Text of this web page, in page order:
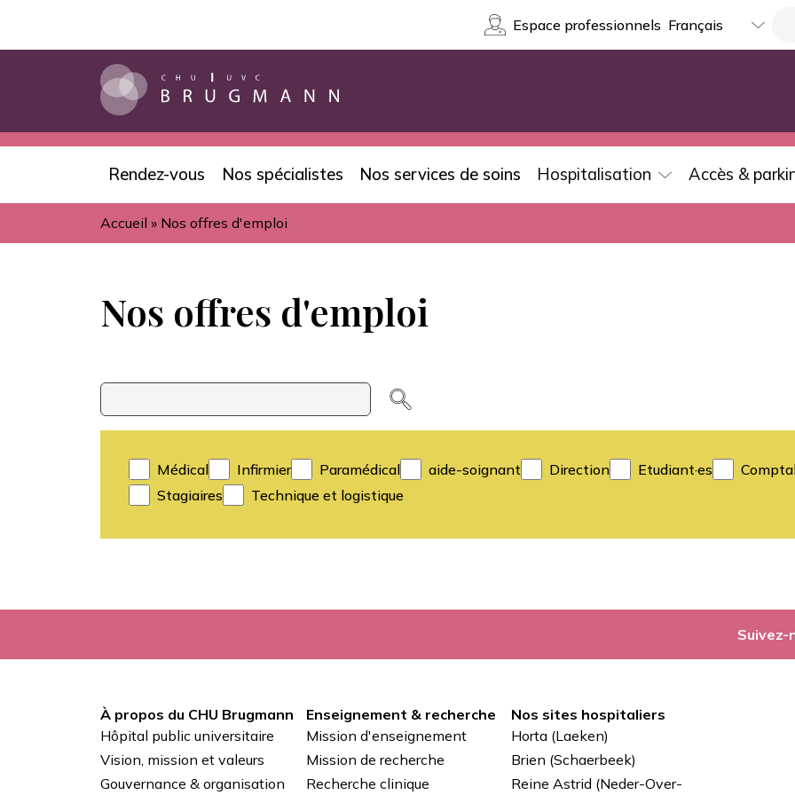
Espace professionnels your
language
Navigation
principale
Rendez-vous Nos spécialistes Nos services de soins Hospitalisation Accès &
Fil
Accueil Nos offres d'emploi
Nos offres d'emploi
Médical Infirmier Paramédical aide-soignant Direction Etudiant·es
Stagiaires
Technique et logistique
Suivez-
Pied
de
À propos du CHU Brugmann
Hôpital public universitaire
Vision, mission et valeurs
Gouvernance & organisation
Enseignement & recherche
Mission d'enseignement
Mission de recherche
Recherche clinique
Nos sites hospitaliers
Horta (Laeken)
Brien (Schaerbeek)
Reine Astrid (Neder-Over-